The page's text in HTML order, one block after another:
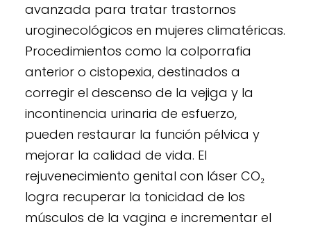
avanzada para tratar trastornos
uroginecológicos en mujeres climatéricas.
Procedimientos como la colporrafia
anterior o cistopexia, destinados a
corregir el descenso de la vejiga y la
incontinencia urinaria de esfuerzo,
pueden restaurar la función pélvica y
mejorar la calidad de vida. El
rejuvenecimiento genital con láser CO₂
logra recuperar la tonicidad de los
músculos de la vagina e incrementar el